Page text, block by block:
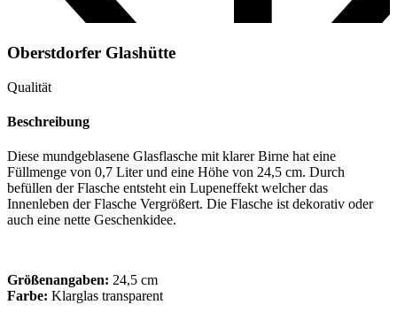
Oberstdorfer Glashütte
Qualität
Beschreibung
Diese mundgeblasene Glasflasche mit klarer Birne hat eine
Füllmenge von 0,7 Liter und eine Höhe von 24,5 cm. Durch
befüllen der Flasche entsteht ein Lupeneffekt welcher das
Innenleben der Flasche Vergrößert. Die Flasche ist dekorativ oder
auch eine nette Geschenkidee.
Größenangaben: 24,5 cm
Farbe: Klarglas transparent